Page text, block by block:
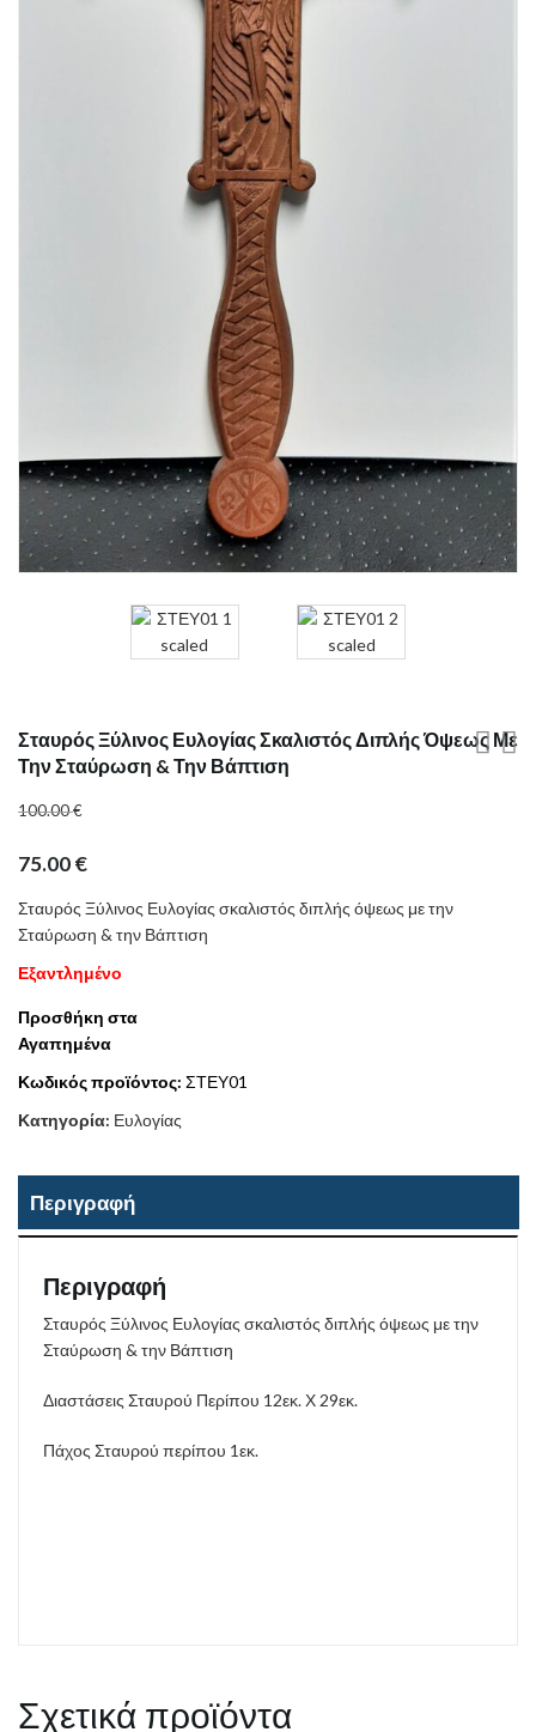
Σταυρός Ξύλινος Ευλογίας Σκαλιστός Διπλής Όψεως Με
Την Σταύρωση & Την Βάπτιση
100.00€
75.00€
Σταυρός Ξύλινος Ευλογίας σκαλιστός διπλής όψεως με την
Σταύρωση & την Βάπτιση
Εξαντλημένο
Προσθήκη στα
Αγαπημένα
Κωδικός προϊόντος: ΣΤΕΥ01
Κατηγορία: Ευλογίας
Περιγραφή
Περιγραφή
Σταυρός Ξύλινος Ευλογίας σκαλιστός διπλής όψεως με την
Σταύρωση & την Βάπτιση
Διαστάσεις Σταυρού Περίπου 12εκ. Χ 29εκ.
Πάχος Σταυρού περίπου 1εκ.
Σχετικά προϊόντα